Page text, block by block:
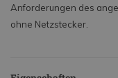
Anforderungen des
ohne Netzstecker.